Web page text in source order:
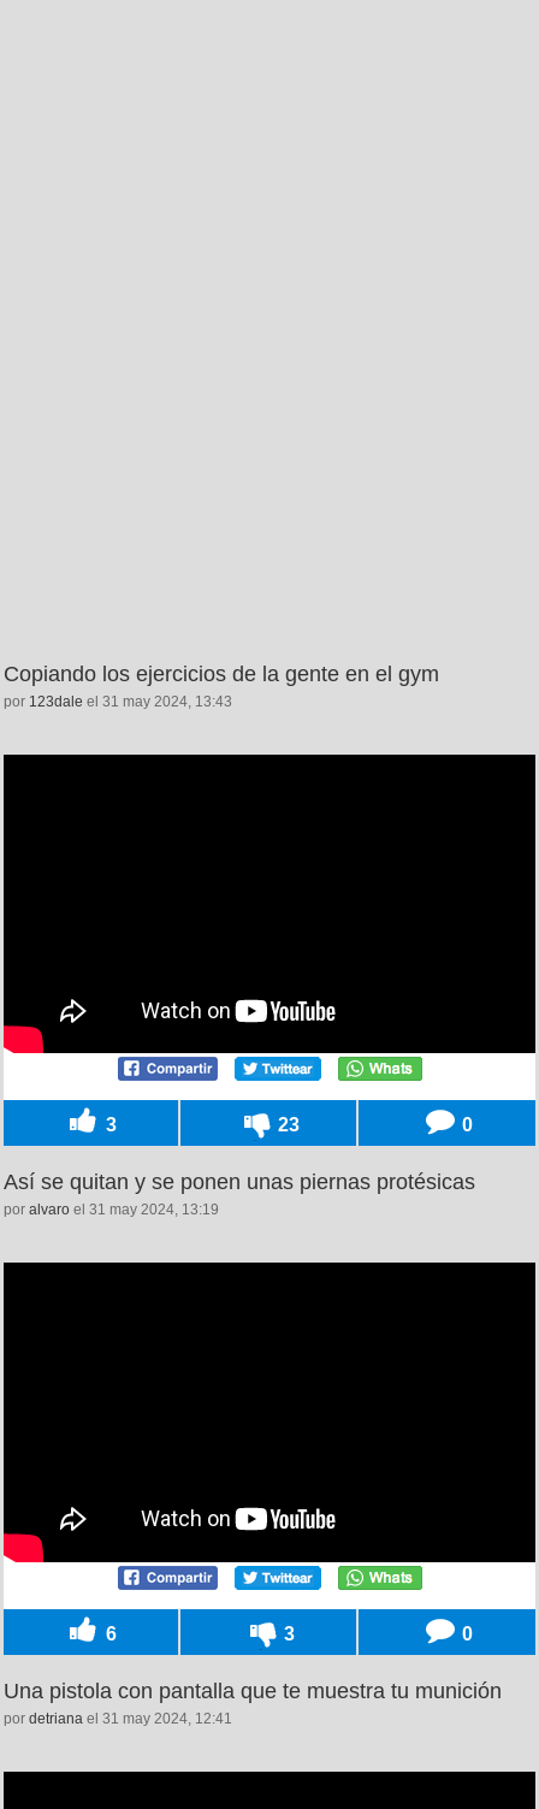
Copiando los ejercicios de la gente en el gym
por 123dale el 31 may 2024, 13:43
3 23 0
Así se quitan y se ponen unas piernas protésicas
por alvaro el 31 may 2024, 13:19
6 3 0
Una pistola con pantalla que te muestra tu munición
por detriana el 31 may 2024, 12:41